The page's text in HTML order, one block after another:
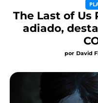
The Last of Us
adiado,
por David